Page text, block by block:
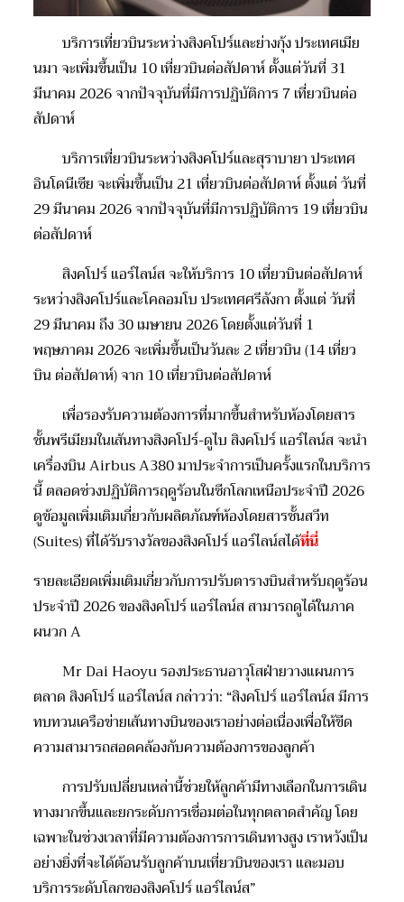
บริการเที่ยวบินระหว่างสิงคโปร์และย่างกุ้ง ประเทศเมีย
นมา จะเพิ่มขึ้นเป็น 10 เที่ยวบินต่อสัปดาห์ ตั้งแต่วันที่ 31
มีนาคม 2026 จากปัจจุบันที่มีการปฏิบัติการ 7 เที่ยวบินต่อ
สัปดาห์
บริการเที่ยวบินระหว่างสิงคโปร์และสุราบายา ประเทศ
อินโดนีเซีย จะเพิ่มขึ้นเป็น 21 เที่ยวบินต่อสัปดาห์ ตั้งแต่ วันที่
29 มีนาคม 2026 จากปัจจุบันที่มีการปฏิบัติการ 19 เที่ยวบิน
ต่อสัปดาห์
สิงคโปร์ แอร์ไลน์ส จะให้บริการ 10 เที่ยวบินต่อสัปดาห์
ระหว่างสิงคโปร์และโคลอมโบ ประเทศศรีลังกา ตั้งแต่ วันที่
29 มีนาคม ถึง 30 เมษายน 2026 โดยตั้งแต่วันที่ 1
พฤษภาคม 2026 จะเพิ่มขึ้นเป็นวันละ 2 เที่ยวบิน (14 เที่ยว
บิน ต่อสัปดาห์) จาก 10 เที่ยวบินต่อสัปดาห์
เพื่อรองรับความต้องการที่มากขึ้นสำหรับห้องโดยสาร
ชั้นพรีเมียมในเส้นทางสิงคโปร์-ดูไบ สิงคโปร์ แอร์ไลน์ส จะนำ
เครื่องบิน Airbus A380 มาประจำการเป็นครั้งแรกในบริการ
นี้ ตลอดช่วงปฏิบัติการฤดูร้อนในซีกโลกเหนือประจำปี 2026
ดูข้อมูลเพิ่มเติมเกี่ยวกับผลิตภัณฑ์ห้องโดยสารชั้นสวีท
(Suites) ที่ได้รับรางวัลของสิงคโปร์ แอร์ไลน์สได้ที่นี่
รายละเอียดเพิ่มเติมเกี่ยวกับการปรับตารางบินสำหรับฤดูร้อน
ประจำปี 2026 ของสิงคโปร์ แอร์ไลน์ส สามารถดูได้ในภาค
ผนวก A
Mr Dai Haoyu รองประธานอาวุโสฝ่ายวางแผนการ
ตลาด สิงคโปร์ แอร์ไลน์ส กล่าวว่า: “สิงคโปร์ แอร์ไลน์ส มีการ
ทบทวนเครือข่ายเส้นทางบินของเราอย่างต่อเนื่องเพื่อให้ขีด
ความสามารถสอดคล้องกับความต้องการของลูกค้า
การปรับเปลี่ยนเหล่านี้ช่วยให้ลูกค้ามีทางเลือกในการเดิน
ทางมากขึ้นและยกระดับการเชื่อมต่อในทุกตลาดสำคัญ โดย
เฉพาะในช่วงเวลาที่มีความต้องการการเดินทางสูง เราหวังเป็น
อย่างยิ่งที่จะได้ต้อนรับลูกค้าบนเที่ยวบินของเรา และมอบ
บริการระดับโลกของสิงคโปร์ แอร์ไลน์ส”